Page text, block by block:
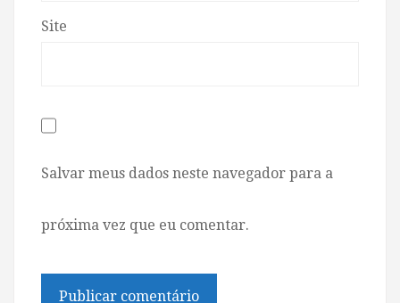
Site
Salvar meus dados neste navegador para a
próxima vez que eu comentar.